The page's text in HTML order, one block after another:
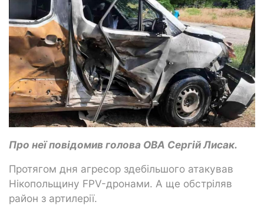
Про неї повідомив голова ОВА Сергій Лисак.
Протягом дня агресор здебільшого атакував
Нікопольщину FPV-дронами. А ще обстріляв
район з артилерії.